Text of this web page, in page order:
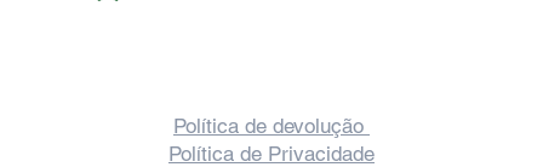
Vivo no RJ.Política de devolução
Política de Privacidade